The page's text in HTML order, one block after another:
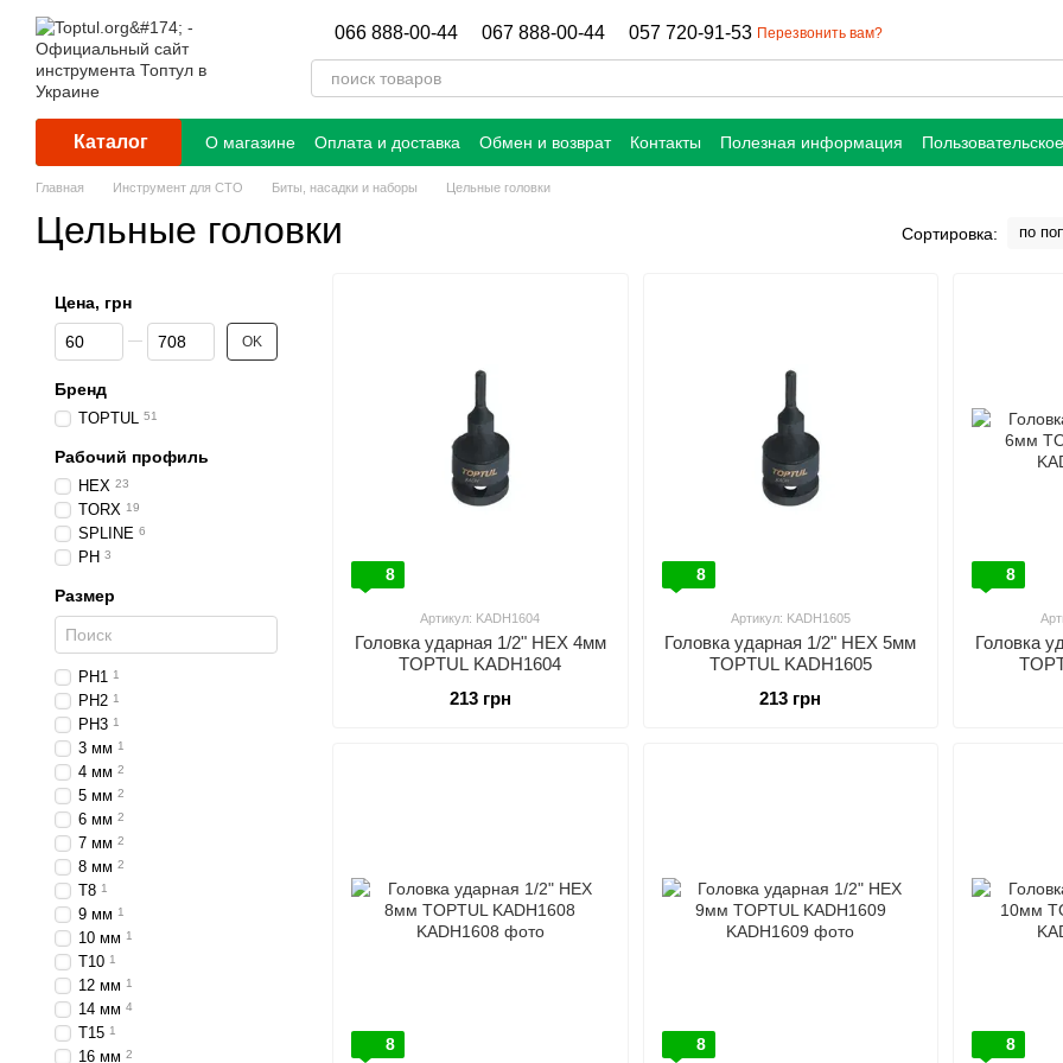
Перейти к основному контенту
066 888-00-44 067 888-00-44 057 720-91-53 Перезвонить вам?
Каталог О магазине Оплата и доставка Обмен и возврат Контакты Полезная информация
Главная Инструмент для СТО Биты, насадки и наборы Цельные головки
Цельные головки Сортировка: по
8
Артикул: KADH1604
Головка ударная 1/2" HEX 4мм
TOPTUL KADH1604
213 грн
8
Артикул: KADH1605
Головка ударная 1/2" HEX 5мм
TOPTUL KADH1605
213 грн
8
Головка
8 8 8
Цена, грн
От Цена, грн
До Цена, грн OK
Бренд
TOPTUL 51
Рабочий профиль
HEX 23
TORX 19
SPLINE 6
PH 3
Размер
PH1 1
PH2 1
PH3 1
3 мм 1
4 мм 2
5 мм 2
6 мм 2
7 мм 2
8 мм 2
T8 1
9 мм 1
10 мм 1
T10 1
12 мм 1
14 мм 4
T15 1
16 мм 2